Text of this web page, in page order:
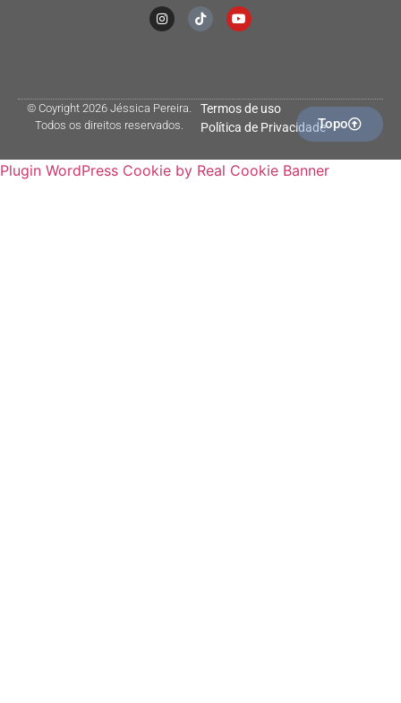
© Coyright 2026 Jéssica Pereira.
Todos os direitos reservados.
Termos de uso
Política de PrivacidadeTopo
Plugin WordPress Cookie by Real Cookie Banner